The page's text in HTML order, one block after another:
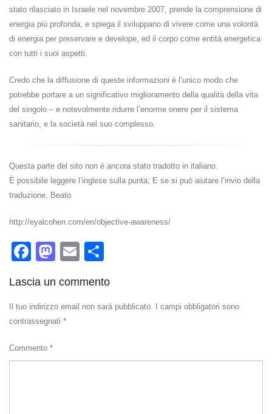
stato rilasciato in Israele nel novembre 2007, prende la comprensione di
energia più profonda, e spiega il sviluppano di vivere come una volontà
di energia per preservare e develope, ed il corpo come entità energetica
con tutti i suoi aspetti.
Credo che la diffusione di queste informazioni è l’unico modo che
potrebbe portare a un significativo miglioramento della qualità della vita
del singolo – e notevolmente ridurre l’enorme onere per il sistema
sanitario, e la società nel suo complesso.
Questa parte del sito non è ancora stato tradotto in italiano.
È possibile leggere l’inglese sulla punta; E se si può aiutare l’invio della
traduzione, Beato
http://eyalcohen.com/en/objective-awareness/
Facebook
Mastodon
Email
Lascia un commento
Il tuo indirizzo email non sarà pubblicato.
I campi obbligatori sono
contrassegnati *
Commento *